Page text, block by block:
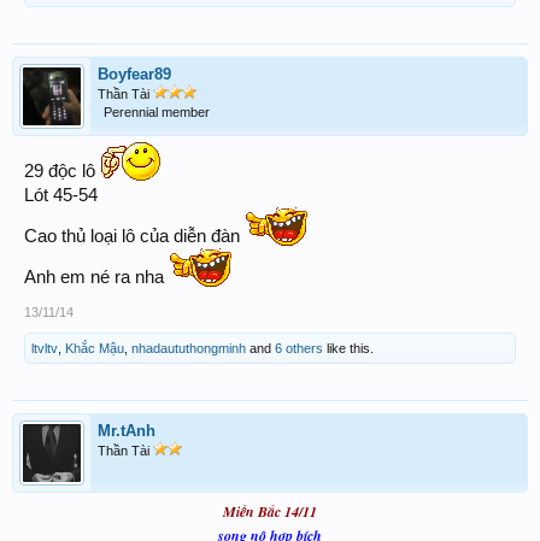
Boyfear89
Thần Tài
Perennial member
29 độc lô
Lót 45-54
Cao thủ loại lô của diễn đàn
Anh em né ra nha
13/11/14
ltvltv Khắc Mậu nhadaututhongminh and 6 others like this.
Mr.tAnh
Thần Tài
Miền Bắc 14/11
song nô hợp bích